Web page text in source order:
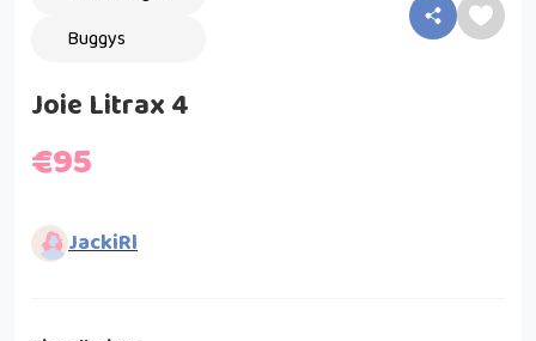
Buggys
Joie Litrax 4
€95
JackiRl